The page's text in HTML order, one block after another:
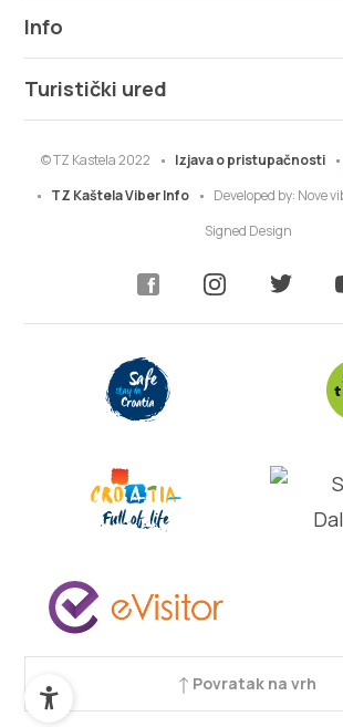
Info
Turistički ured
© TZ Kastela 2022 Izjava o pristupačnosti
TZ Kaštela Viber Info
Developed by: Nove
Signed Design
Povratak na vrh